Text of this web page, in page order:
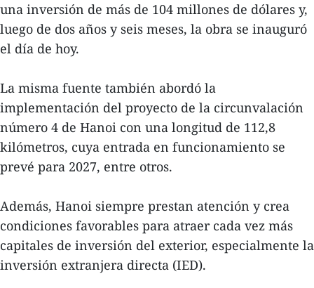
una inversión de más de 104 millones de dólares y,
luego de dos años y seis meses, la obra se inauguró
el día de hoy.
La misma fuente también abordó la
implementación del proyecto de la circunvalación
número 4 de Hanoi con una longitud de 112,8
kilómetros, cuya entrada en funcionamiento se
prevé para 2027, entre otros.
Además, Hanoi siempre prestan atención y crea
condiciones favorables para atraer cada vez más
capitales de inversión del exterior, especialmente la
inversión extranjera directa (IED).